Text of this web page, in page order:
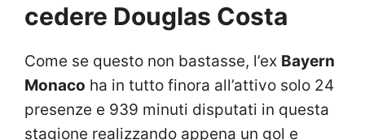
cedere Douglas Costa
Come se questo non bastasse, l’ex Bayern
Monaco ha in tutto finora all’attivo solo 24
presenze e 939 minuti disputati in questa
stagione realizzando appena un gol e